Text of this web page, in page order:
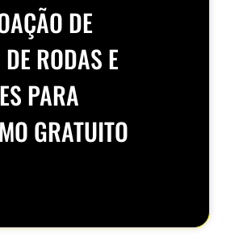
DE
RODAS E
PARA
GRATUITO